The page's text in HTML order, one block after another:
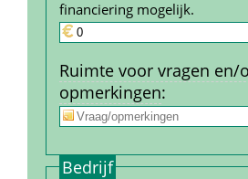
financiering mogelijk.
Ruimte voor vragen en/
opmerkingen:
Bedrijf